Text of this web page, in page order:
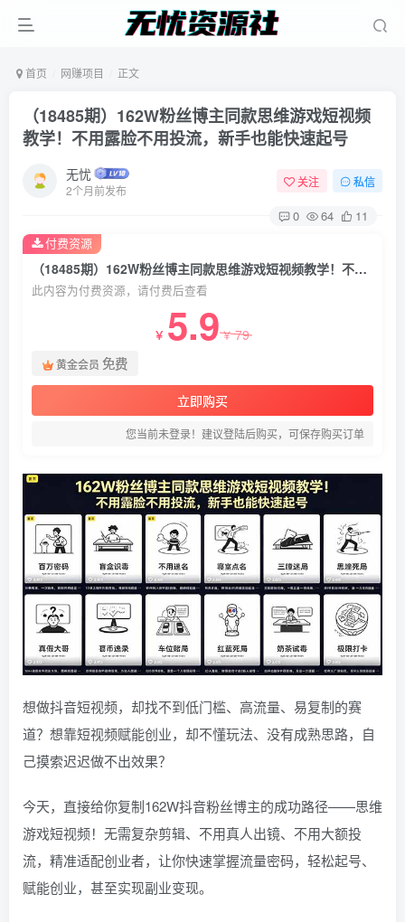
首页 网赚项目 正文
（18485期）162W粉丝博主同款思维游戏短视频
教学！不用露脸不用投流，新手也能快速起号
无忧
2个月前发布
关注 私信
0 64 11
（18485期）162W粉丝博主同款思维游戏短视频教学！不用露脸不用投流，新手也能快速起号
此内容为付费资源，请付费后查看
￥ 5.9￥79
黄金会员 免费
立即购买
您当前未登录！建议登陆后购买，可保存购买订单
付费资源
想做抖音短视频，却找不到低门槛、高流量、易复制的赛
道？想靠短视频赋能创业，却不懂玩法、没有成熟思路，自
己摸索迟迟做不出效果？
今天，直接给你复制162W抖音粉丝博主的成功路径——思维
游戏短视频！无需复杂剪辑、不用真人出镜、不用大额投
流，精准适配创业者，让你快速掌握流量密码，轻松起号、
赋能创业，甚至实现副业变现。